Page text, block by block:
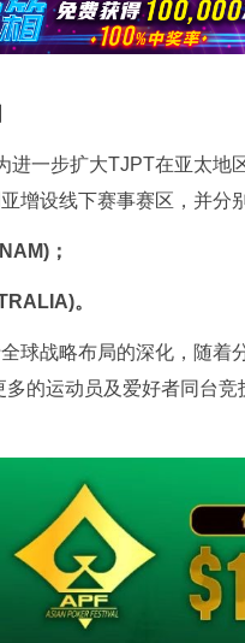
进一步扩大TJPT在亚太地
增设线下赛事赛区，并分
；
。
球战略布局的深化，随着
的运动员及爱好者同台